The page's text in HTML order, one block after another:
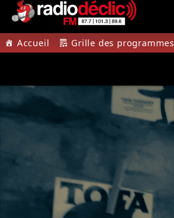
Accueil Grille des programmes
RADIO DÉCLIC
VOTRE RADIO
TERRES DE LORRAINE